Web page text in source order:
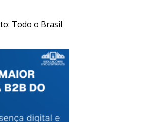
Todo o Brasil